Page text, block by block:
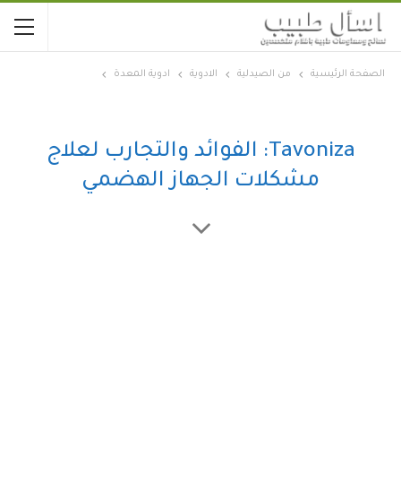
الصفحة الرئيسية من الصيدلية الادوية ادوية المعدة
Tavoniza: الفوائد والتجارب لعلاج
مشكلات الجهاز الهضمي